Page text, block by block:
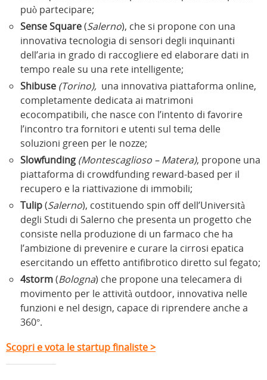
può partecipare;
Sense Square(Salerno), che si propone con una
innovativa tecnologia di sensori degli inquinanti
dell’aria in grado di raccogliere ed elaborare dati in
tempo reale su una rete intelligente;
Shibuse (Torino), una innovativa piattaforma online,
completamente dedicata ai matrimoni
ecocompatibili, che nasce con l’intento di favorire
l’incontro tra fornitori e utenti sul tema delle
soluzioni green per le nozze;
Slowfunding (Montescaglioso – Matera), propone una
piattaforma di crowdfunding reward-based per il
recupero e la riattivazione di immobili;
Tulip(Salerno), costituendo spin off dell’Università
degli Studi di Salerno che presenta un progetto che
consiste nella produzione di un farmaco che ha
l’ambizione di prevenire e curare la cirrosi epatica
esercitando un effetto antifibrotico diretto sul fegato;
4storm(Bologna) che propone una telecamera di
movimento per le attività outdoor, innovativa nelle
funzioni e nel design, capace di riprendere anche a
360°.
Scopri e vota le startup finaliste >